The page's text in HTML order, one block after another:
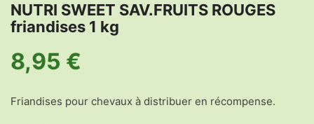
NUTRI SWEET SAV.FRUITS ROUGES
friandises 1 kg
8,95 €
Friandises pour chevaux à distribuer en récompense.